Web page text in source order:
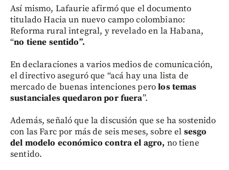
Así mismo, Lafaurie afirmó que el documento
titulado Hacia un nuevo campo colombiano:
Reforma rural integral, y revelado en la Habana,
“no tiene sentido”.
En declaraciones a varios medios de comunicación,
el directivo aseguró que “acá hay una lista de
mercado de buenas intenciones perolos temas
sustanciales quedaron por fuera”.
Además, señaló que la discusión que se ha sostenido
con las Farc por más de seis meses, sobre el sesgo
del modelo económico contra el agro, no tiene
sentido.